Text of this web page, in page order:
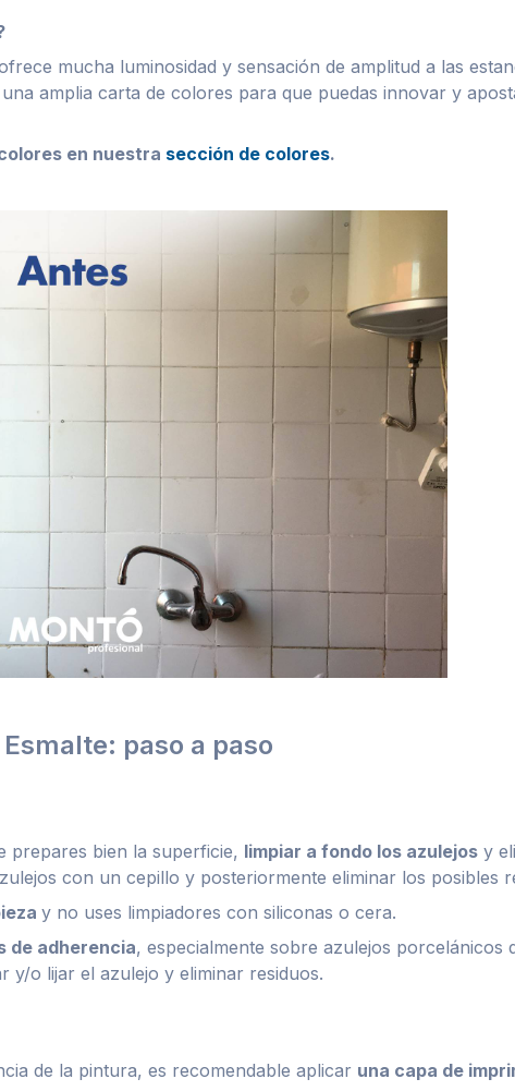
mucha luminosidad y sensación de amplitud a las
amplia carta de colores para que puedas innovar y
en nuestra sección de colores.
paso a paso
prepares bien la superficie, limpiar a fondo los azulejos y
con un cepillo y posteriormente eliminar los posibles
y no uses limpiadores con siliconas o cera.
de adherencia, especialmente sobre azulejos
y/o lijar el azulejo y eliminar residuos.
de la pintura, es recomendable aplicar una capa de